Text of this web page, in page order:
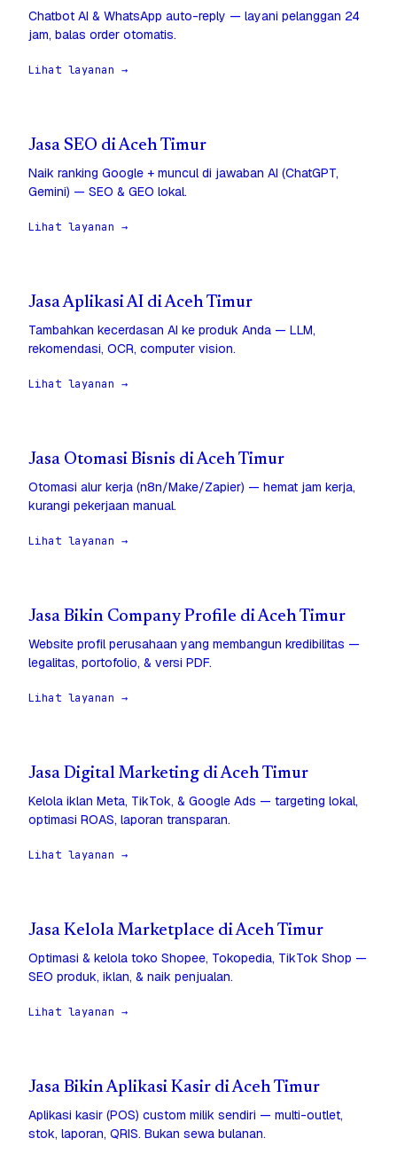
Chatbot AI & WhatsApp auto-reply — layani pelanggan 24
jam, balas order otomatis.
Lihat layanan →
Jasa SEO di Aceh Timur
Naik ranking Google + muncul di jawaban AI (ChatGPT,
Gemini) — SEO & GEO lokal.
Lihat layanan →
Jasa Aplikasi AI di Aceh Timur
Tambahkan kecerdasan AI ke produk Anda — LLM,
rekomendasi, OCR, computer vision.
Lihat layanan →
Jasa Otomasi Bisnis di Aceh Timur
Otomasi alur kerja (n8n/Make/Zapier) — hemat jam kerja,
kurangi pekerjaan manual.
Lihat layanan →
Jasa Bikin Company Profile di Aceh Timur
Website profil perusahaan yang membangun kredibilitas —
legalitas, portofolio, & versi PDF.
Lihat layanan →
Jasa Digital Marketing di Aceh Timur
Kelola iklan Meta, TikTok, & Google Ads — targeting lokal,
optimasi ROAS, laporan transparan.
Lihat layanan →
Jasa Kelola Marketplace di Aceh Timur
Optimasi & kelola toko Shopee, Tokopedia, TikTok Shop —
SEO produk, iklan, & naik penjualan.
Lihat layanan →
Jasa Bikin Aplikasi Kasir di Aceh Timur
Aplikasi kasir (POS) custom milik sendiri — multi-outlet,
stok, laporan, QRIS. Bukan sewa bulanan.